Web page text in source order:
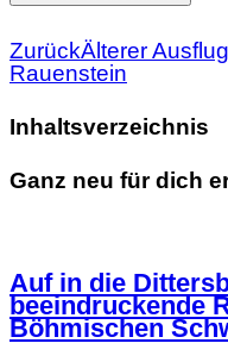
ZurückÄlterer
Rauenstein
Inhaltsverzeichnis
Ganz neu für dich
Auf in die
beeindruckende
Böhmischen